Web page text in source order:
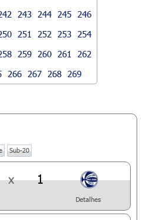
243 244 245
246
251 252 253
254
259 260 261
262
266 267 268 269
Sub-20
x 1
Detalhes